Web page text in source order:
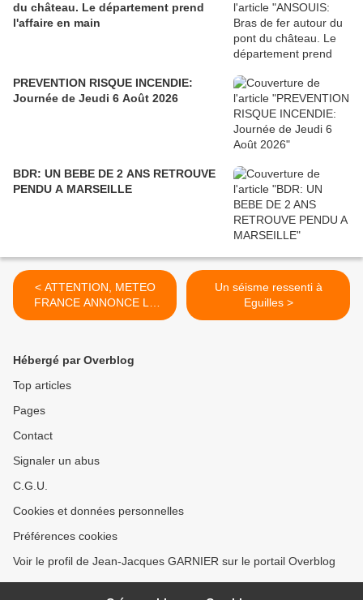
du château. Le département prend
l'affaire en main
PREVENTION RISQUE INCENDIE:
Journée de Jeudi 6 Août 2026
BDR: UN BEBE DE 2 ANS RETROUVE
PENDU A MARSEILLE
< ATTENTION, METEO
FRANCE ANNONCE LA
NEIGE EN PACA
Un séisme ressenti à
Eguilles >
Hébergé par Overblog
Top articles
Pages
Contact
Signaler un abus
C.G.U.
Cookies et données personnelles
Préférences cookies
Voir le profil de Jean-Jacques GARNIER sur le portail Overblog